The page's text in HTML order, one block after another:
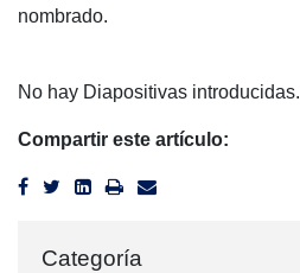
nombrado.
No hay Diapositivas introducidas.
Compartir este artículo:
Categoría